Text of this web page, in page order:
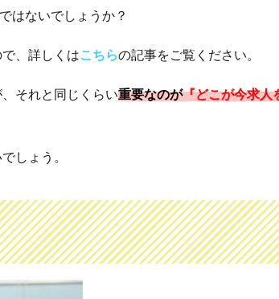
はないでしょうか？
、詳しくはこちらの記事をご覧ください。
それと同じくらい重要なのが『どこが今求人
しょう。